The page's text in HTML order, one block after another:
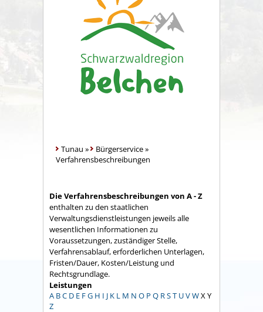
Tunau » Bürgerservice»
Verfahrensbeschreibungen
Die Verfahrensbeschreibungen von A - Z
enthalten zu den staatlichen
Verwaltungsdienstleistungen jeweils alle
wesentlichen Informationen zu
Voraussetzungen, zuständiger Stelle,
Verfahrensablauf, erforderlichen Unterlagen,
Fristen/Dauer, Kosten/Leistung und
Rechtsgrundlage.
Leistungen
A BC D E FG H I J K L M N O P Q RST UVWX Y
Z